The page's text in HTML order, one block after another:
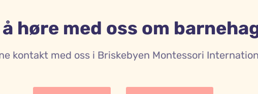
høre med oss om
kontakt med oss i Briskebyen Montessori